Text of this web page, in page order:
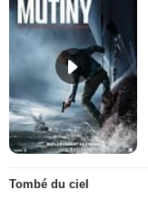
Tombé du ciel